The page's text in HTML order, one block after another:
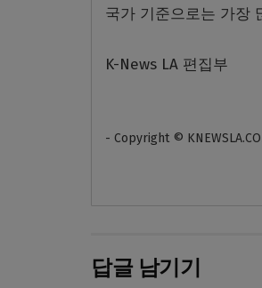
국가 기준으로는 가장
K-News LA 편집부
- Copyright ©
답글 남기기